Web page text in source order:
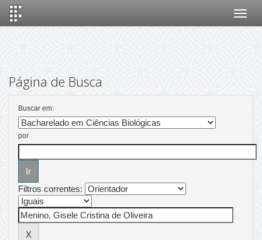
Página de Busca
Buscar em:
por
Filtros correntes: